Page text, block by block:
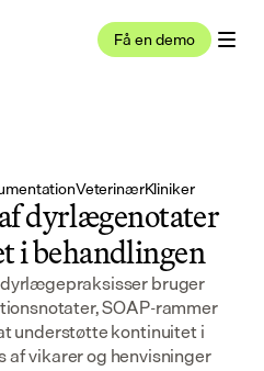
Få en demo
VeterinærKliniker
dyrlægenotater
i behandlingen
bruger
SOAP-rammer
understøtte kontinuitet i
vikarer og henvisninger